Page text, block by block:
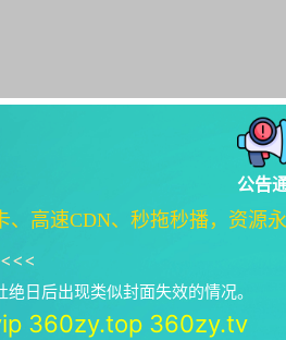
公告
高速CDN、秒拖秒播，资源
<<<
日后出现类似封面失效的情况。
360zy.top 360zy.tv